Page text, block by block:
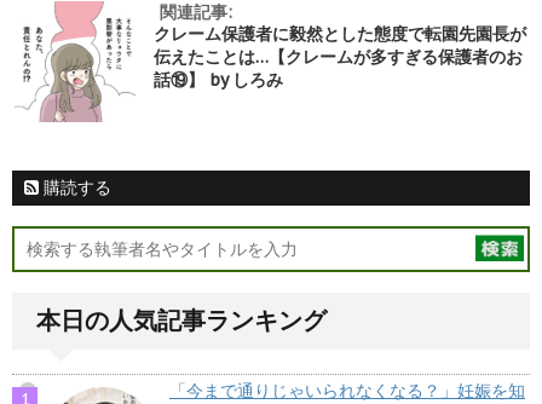
関連記事:
クレーム保護者に毅然とした態度で転園先園長が
伝えたことは…【クレームが多すぎる保護者のお
話⑲】 by しろみ
購読する
本日の人気記事ランキング
「今まで通りじゃいられなくなる？」妊娠を知